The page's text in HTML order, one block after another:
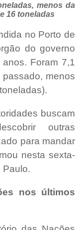
menos da
16 toneladas
no Porto de
do governo
Foram 7,1
menos
buscam
outras
para mandar
nesta sexta-
Paulo.
nos últimos